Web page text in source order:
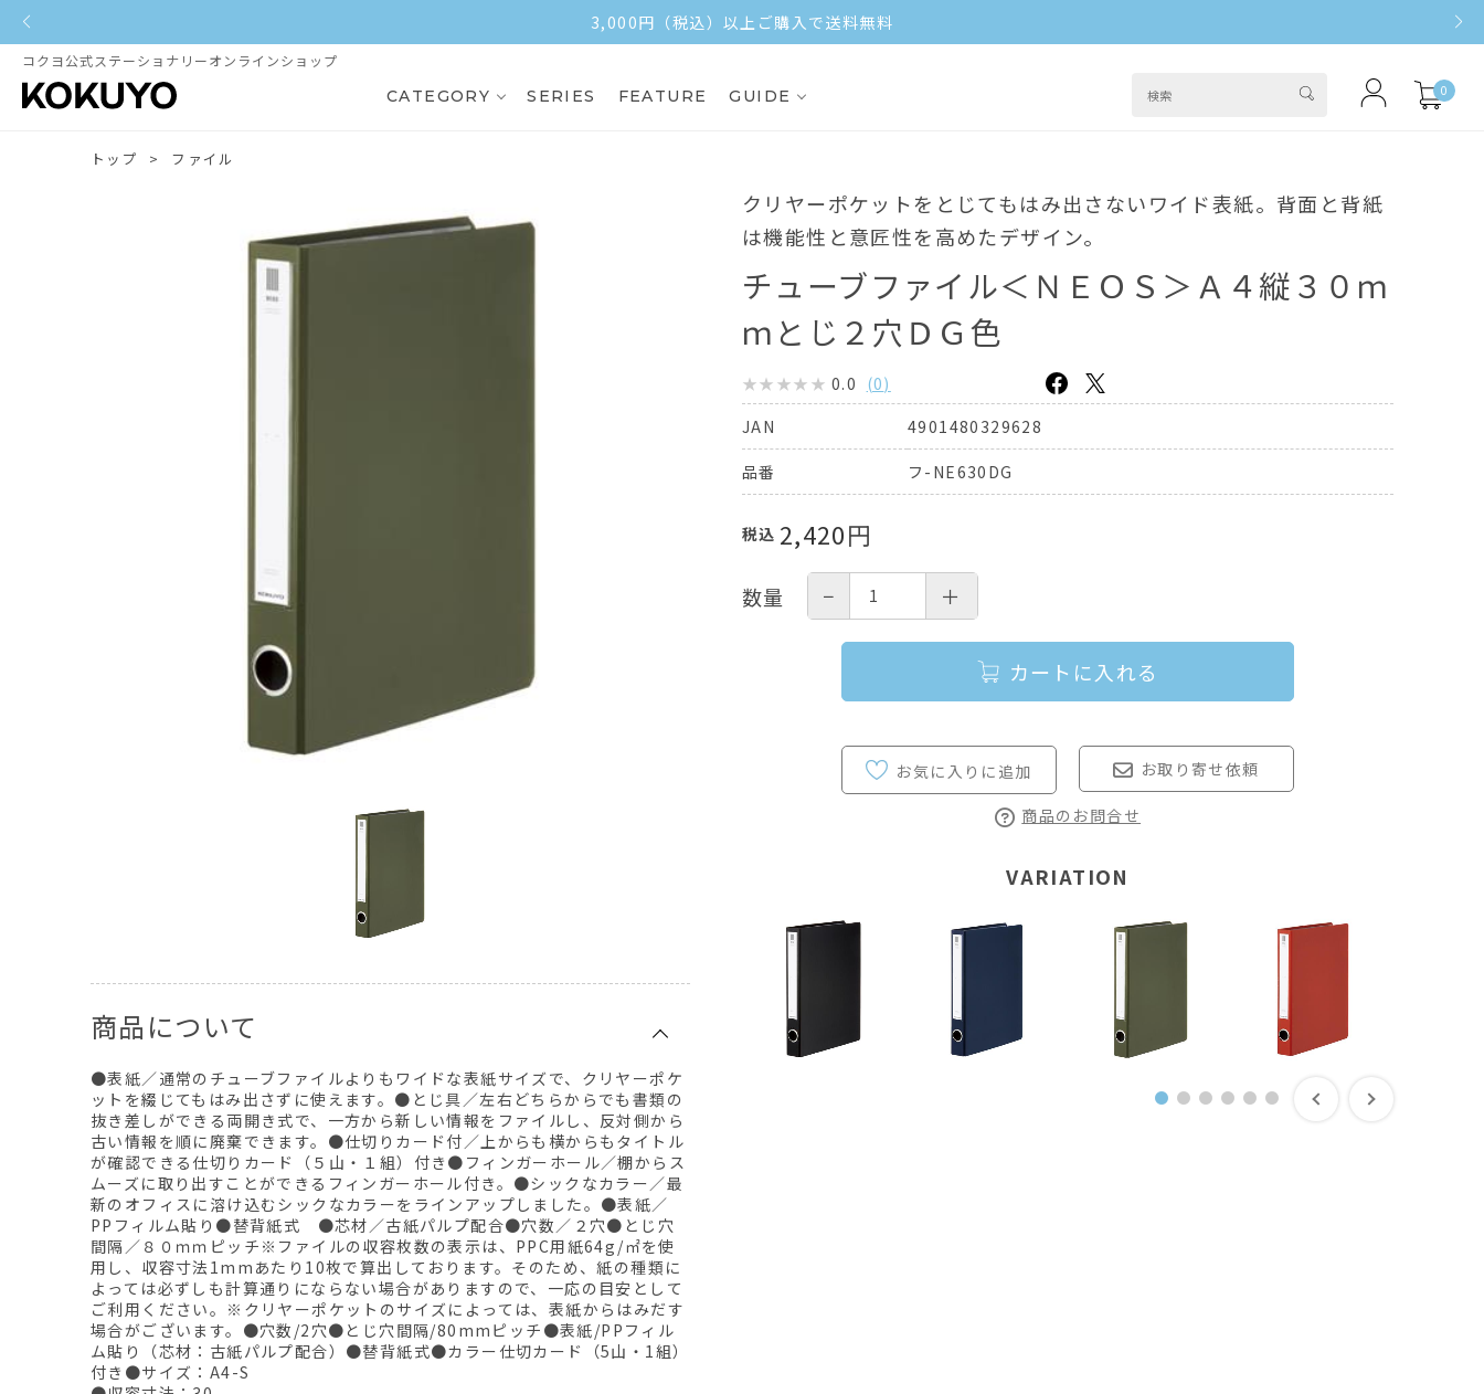
3,000円（税込）以上ご購入で送料無料
コクヨ公式ステーショナリーオンラインショップ
CATEGORY SERIES FEATURE GUIDE 0
トップ ファイル
商品について
●表紙／通常のチューブファイルよりもワイドな表紙サイズで、クリヤーポケ
ットを綴じてもはみ出さずに使えます。●とじ具／左右どちらからでも書類の
抜き差しができる両開き式で、一方から新しい情報をファイルし、反対側から
古い情報を順に廃棄できます。●仕切りカード付／上からも横からもタイトル
が確認できる仕切りカード（５山・１組）付き●フィンガーホール／棚からス
ムーズに取り出すことができるフィンガーホール付き。●シックなカラー／最
新のオフィスに溶け込むシックなカラーをラインアップしました。●表紙／
PPフィルム貼り●替背紙式 ●芯材／古紙パルプ配合●穴数／２穴●とじ穴
間隔／８０ｍｍピッチ※ファイルの収容枚数の表示は、PPC用紙64g/㎡を使
用し、収容寸法1mmあたり10枚で算出しております。そのため、紙の種類に
よっては必ずしも計算通りにならない場合がありますので、一応の目安として
ご利用ください。※クリヤーポケットのサイズによっては、表紙からはみだす
場合がございます。●穴数/2穴●とじ穴間隔/80mmピッチ●表紙/PPフィル
ム貼り（芯材：古紙パルプ配合）●替背紙式●カラー仕切カード（5山・1組）
付き●サイズ：A4-S
クリヤーポケットをとじてもはみ出さないワイド表紙。背面と背紙
は機能性と意匠性を高めたデザイン。
チューブファイル＜ＮＥＯＳ＞Ａ４縦３０ｍ
ｍとじ２穴ＤＧ色
0.0 (0)
JAN
4901480329628
品番 フ-NE630DG
税込 2,420円
数量 − ＋
カートに入れる
お取り寄せ依頼
商品のお問合せ
VARIATION